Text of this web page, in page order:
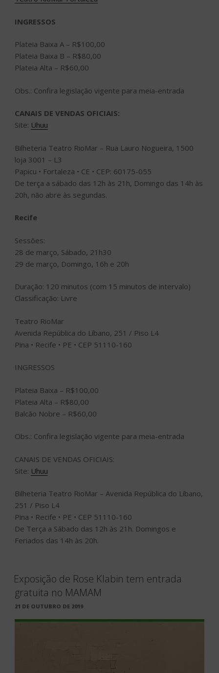
INGRESSOS
Plateia Baixa A – R$100,00
Plateia Baixa B – R$80,00
Plateia Alta – R$60,00
Obs.: Confira legislação vigente para meia-entrada
CANAIS DE VENDAS OFICIAIS:
Site: Uhuu
Bilheteria Teatro RioMar – Rua Lauro Nogueira, 1500
loja 3001 – L3
Papicu • Fortaleza • CE • CEP: 60175-055
De terça a sábado das 12h às 21h, Domingo das 14h às
20h, não abre às segundas.
Recife
Sessões:
28 de março, Sábado, 21h30
29 de março, Domingo, 16h e 20h
Duração: 120 minutos (com 15 minutos de intervalo)
Classificação: Livre
Teatro RioMar
Avenida República do Líbano, 251 / Piso L4
Pina • Recife • PE • CEP 51110-160
INGRESSOS
Plateia Baixa – R$100,00
Plateia Alta – R$80,00
Balcão Nobre – R$60,00
Obs.: Confira legislação vigente para meia-entrada
CANAIS DE VENDAS OFICIAIS:
Site: Uhuu
Bilheteria Teatro RioMar – Avenida República do Líbano,
251 / Piso L4
Pina • Recife • PE • CEP 51110-160
De Terça a Sábado das 12h às 21h. Domingos e
Feriados das 14h às 20h.
Exposição de Rose Klabin tem entrada
gratuita no MAMAM
PUBLICADO
21 DE OUTUBRO DE 2019